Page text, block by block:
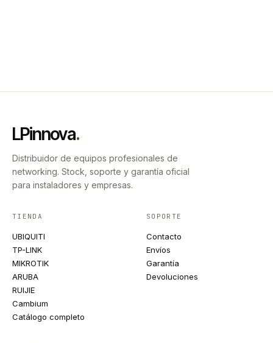
LPinnova.
Distribuidor de equipos profesionales de
networking. Stock, soporte y garantía oficial
para instaladores y empresas.
TIENDA
UBIQUITI
TP-LINK
MIKROTIK
ARUBA
RUIJIE
Cambium
Catálogo completo
SOPORTE
Contacto
Envíos
Garantía
Devoluciones